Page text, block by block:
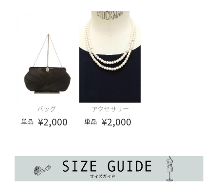
バッグ
単品 ¥2,000
アクセサリー
単品 ¥2,000